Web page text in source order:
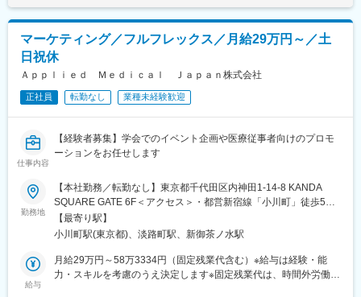
マーケティング／フルフレックス／月給29万円～／土
日祝休
Ａｐｐｌｉｅｄ Ｍｅｄｉｃａｌ Ｊａｐａｎ株式会社
正社員 転勤なし 業種未経験歓迎
仕事内容
【経験者募集】学会でのイベント企画や医療従事者向けのプロモ
ーションをお任せします
勤務地
【本社勤務／転勤なし】東京都千代田区内神田1-14-8 KANDA
SQUARE GATE 6F＜アクセス＞・都営新宿線「小川町」徒歩5
分・東京メトロ千代田線「新御茶ノ水」、丸ノ内線「淡路町」徒
歩6分・JR「神田」徒歩7分※国内外の出張あり※受動喫煙対策：屋
【最寄り駅】
小川町駅(東京都)、淡路町駅、新御茶ノ水駅
給与
月給29万円～58万3334円（固定残業代含む）※給与は経験・能
力・スキルを考慮のうえ決定します※固定残業代は、時間外労働の